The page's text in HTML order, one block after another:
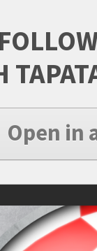
Open in